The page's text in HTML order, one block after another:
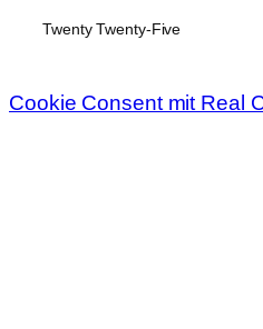
Twenty Twenty-Five
Cookie Consent mit Real